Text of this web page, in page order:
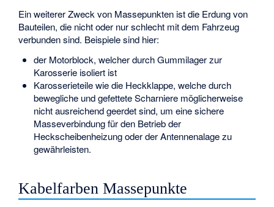
Ein weiterer Zweck von Massepunkten ist die Erdung von
Bauteilen, die nicht oder nur schlecht mit dem Fahrzeug
verbunden sind. Beispiele sind hier:
der Motorblock, welcher durch Gummilager zur
Karosserie isoliert ist
Karosserieteile wie die Heckklappe, welche durch
bewegliche und gefettete Scharniere möglicherweise
nicht ausreichend geerdet sind, um eine sichere
Masseverbindung für den Betrieb der
Heckscheibenheizung oder der Antennenalage zu
gewährleisten.
Kabelfarben Massepunkte